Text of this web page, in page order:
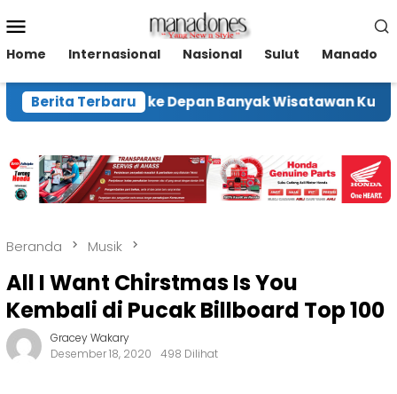
ke
kontenMobile
Home Internasional Nasional Sulut Manado
Berita Terbaru
Ekraf Harap ke Depan Banyak Wisatawan Kunjungi
Beranda Musik
All I Want Chirstmas Is You
Kembali di Pucak Billboard Top 100
Gracey Wakary
Desember 18, 2020
498 Dilihat